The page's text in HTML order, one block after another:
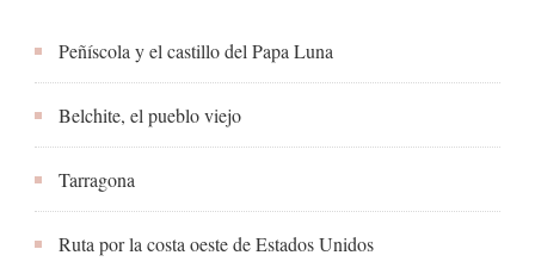
Peñíscola y el castillo del Papa Luna
Belchite, el pueblo viejo
Tarragona
Ruta por la costa oeste de Estados Unidos